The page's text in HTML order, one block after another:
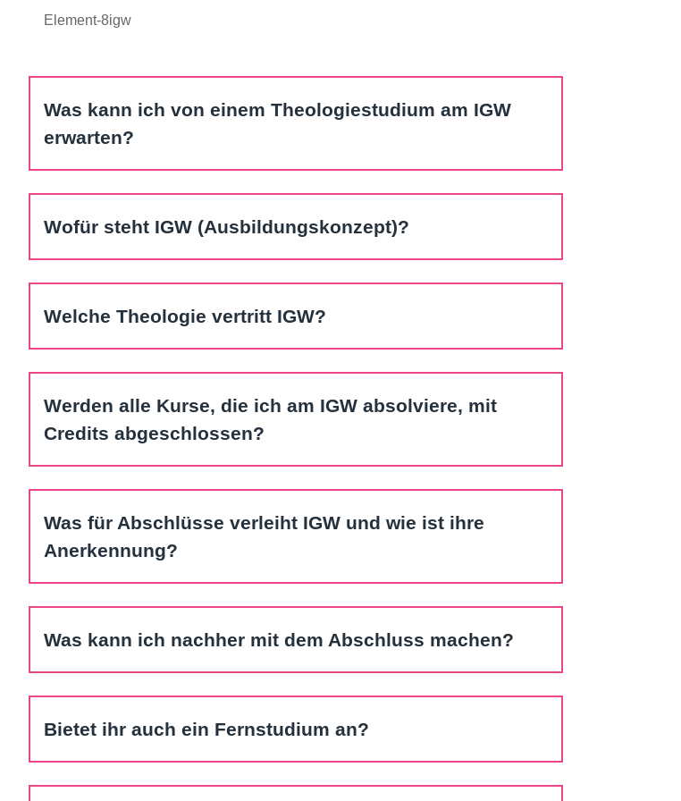
Was kann ich von einem Theologiestudium am IGW
erwarten?
Wofür steht IGW (Ausbildungskonzept)?
Welche Theologie vertritt IGW?
Werden alle Kurse, die ich am IGW absolviere, mit
Credits abgeschlossen?
Was für Abschlüsse verleiht IGW und wie ist ihre
Anerkennung?
Was kann ich nachher mit dem Abschluss machen?
Bietet ihr auch ein Fernstudium an?